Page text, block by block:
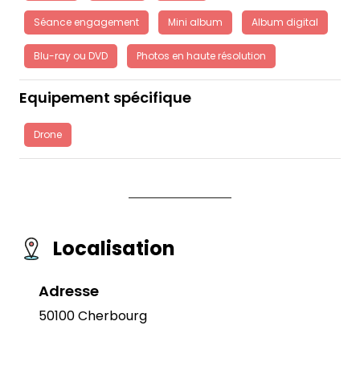
Séance engagement Mini album Album digital
Blu-ray ou DVD Photos en haute résolution
Equipement spécifique
Drone
Localisation
Adresse
50100 Cherbourg